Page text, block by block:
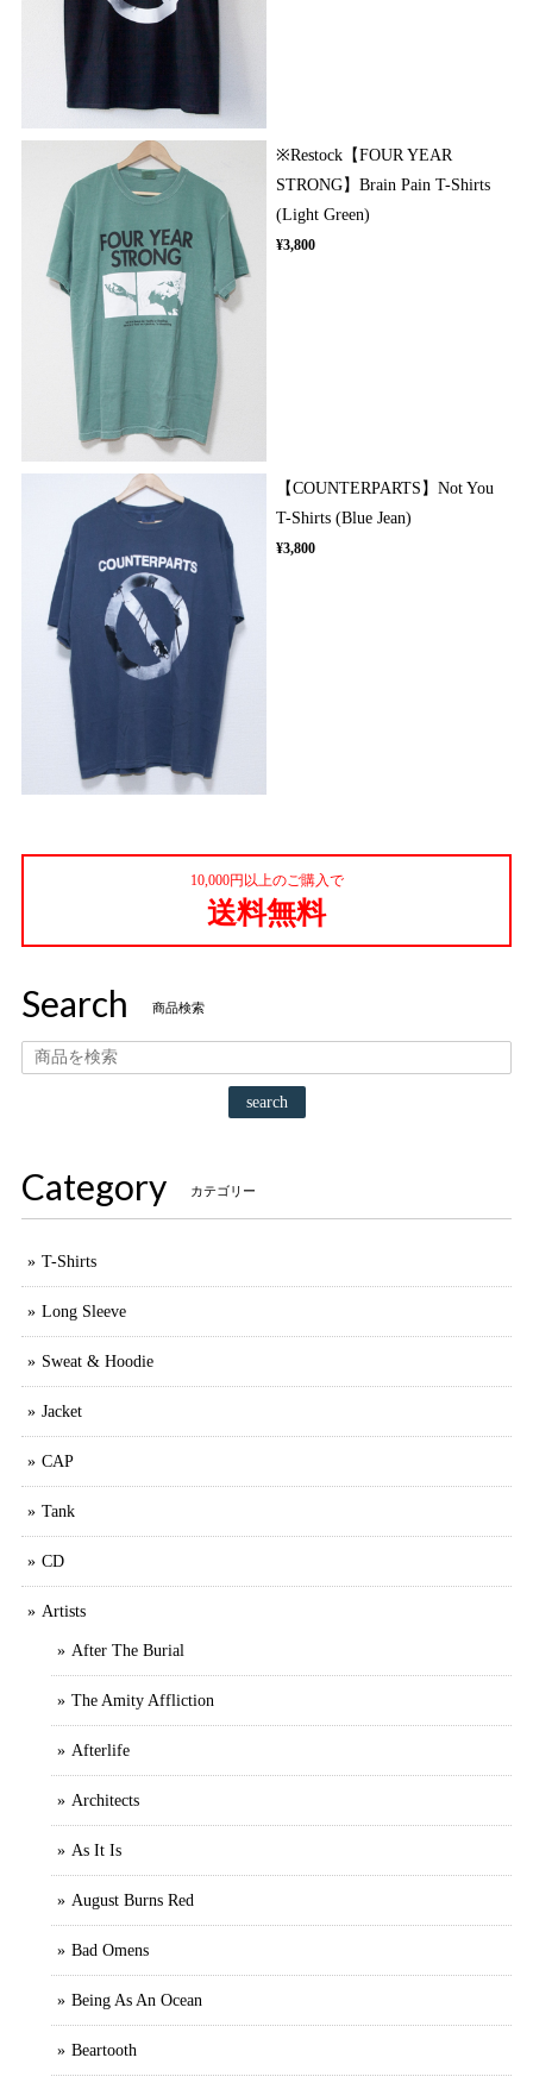
※Restock【FOUR YEAR
STRONG】Brain Pain T-Shirts
(Light Green)
¥3,800
【COUNTERPARTS】Not You
T-Shirts (Blue Jean)
¥3,800
10,000円以上のご購入で
送料無料
Search 商品検索
search
Category カテゴリー
T-Shirts
Long Sleeve
Sweat & Hoodie
Jacket
CAP
Tank
CD
Artists
After The Burial
The Amity Affliction
Afterlife
Architects
As It Is
August Burns Red
Bad Omens
Being As An Ocean
Beartooth